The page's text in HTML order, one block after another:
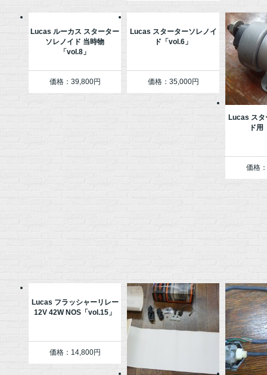
Lucas ルーカス スターター
ソレノイド 当時物
「vol.8」
価格：39,800円
Lucas スターターソレノイ
ド「vol.6」
価格：35,000円
Lucas スタ
ド
価格
Lucas フラッシャーリレー
12V 42W NOS「vol.15」
価格：14,800円